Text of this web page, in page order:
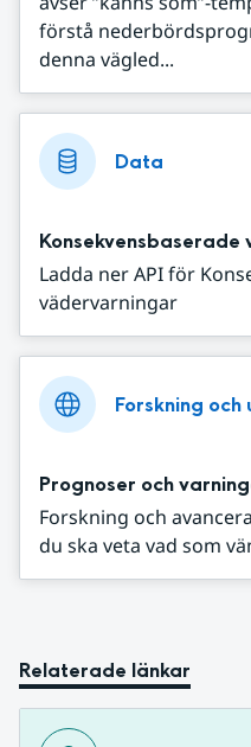
förstå
denna vägled...
Data
Ladda ner API för
vädervarningar
Forskning
Prognoser och
Forskning och
du ska veta vad som
Relaterade länkar